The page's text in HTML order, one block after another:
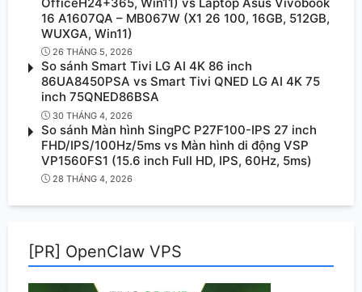
16 A1607QA – MB067W (X1 26 100, 16GB, 512GB,
WUXGA, Win11)
26 THÁNG 5, 2026
So sánh Smart Tivi LG AI 4K 86 inch
86UA8450PSA vs Smart Tivi QNED LG AI 4K 75
inch 75QNED86BSA
30 THÁNG 4, 2026
So sánh Màn hình SingPC P27F100-IPS 27 inch
FHD/IPS/100Hz/5ms vs Màn hình di động VSP
VP1560FS1 (15.6 inch Full HD, IPS, 60Hz, 5ms)
28 THÁNG 4, 2026
[PR] OpenClaw VPS